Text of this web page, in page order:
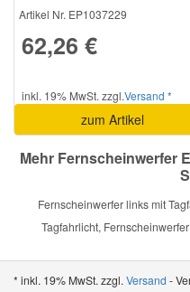
Artikel Nr. EP1037229
62,26 €
inkl. 19% MwSt. zzgl.Versand *
zum Artikel
Mehr Fernscheinwerfer
Fernscheinwerfer links mit
Tagfahrlicht,
* inkl. 19% MwSt. zzgl. Versand -
Mitsubishi Ersatzteile
Nissan Ersatzteile
Porsche Ersatzteile
Seat Ersatzteile
Skoda Ersatzteile